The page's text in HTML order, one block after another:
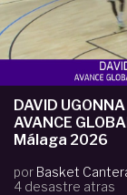
DAVID
AVANCE
Málaga 2026
por Basket
4 desastre atras